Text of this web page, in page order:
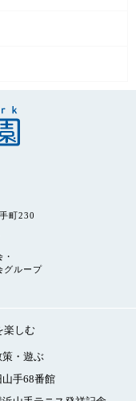
町230
グループ
楽しむ
策・遊ぶ
山手68番館